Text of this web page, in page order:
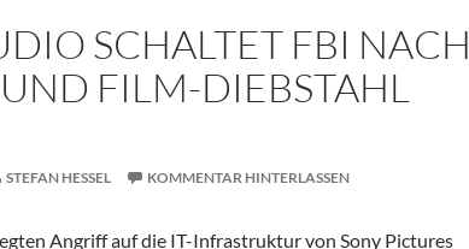
SCHALTET FBI NACH
FILM-DIEBSTAHL
STEFAN HESSEL KOMMENTAR HINTERLASSEN
Angriff auf die IT-Infrastruktur von Sony Pictures